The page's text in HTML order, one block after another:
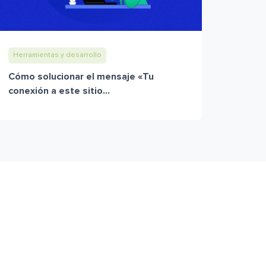
Herramientas y desarrollo
Cómo solucionar el mensaje «Tu
conexión a este sitio...